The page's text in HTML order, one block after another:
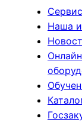
Сервис
Наша